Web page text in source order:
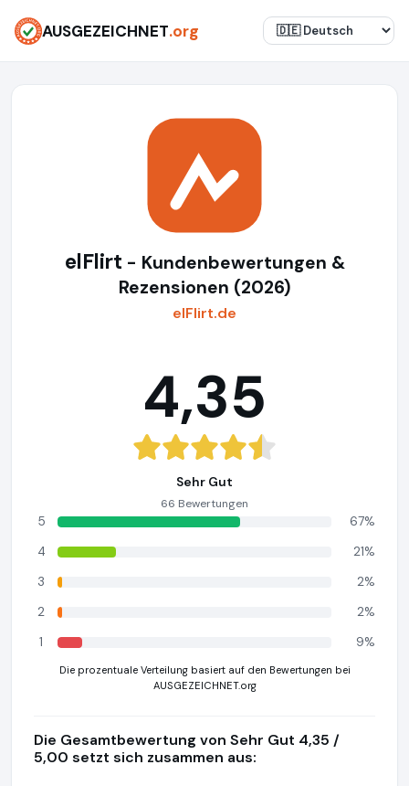
AUSGEZEICHNET.org
elFlirt - Kundenbewertungen &
Rezensionen (2026)
elFlirt.de
4,35
Sehr Gut
66 Bewertungen
5
67%
4
21%
3
2%
2
2%
1
9%
Die prozentuale Verteilung basiert auf den Bewertungen bei
AUSGEZEICHNET.org
Die Gesamtbewertung von Sehr Gut 4,35 /
5,00 setzt sich zusammen aus: